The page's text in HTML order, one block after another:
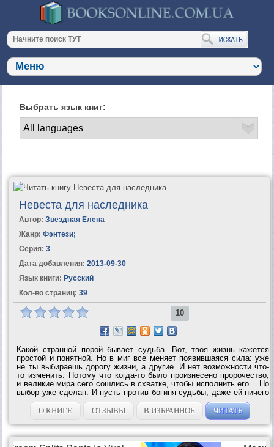
Выбрать язык книг:
Невеста для наследника
Автор: Звездная Елена
Жанр: Фэнтези;
Серия: 3
Дата добавления: 2013-09-30
Язык книги: Русский
Кол-во страниц: 39
10
Какой странной порой бывает судьба. Вот, твоя жизнь кажется
простой и понятной. Но в миг все меняет появившаяся сила: уже
не ты выбираешь дорогу жизни, а другие. И нет возможности что-
то изменить. Потому что когда-то было произнесено пророчество,
и великие мира сего сошлись в схватке, чтобы исполнить его… Но
выбор уже сделан. И пусть против богиня судьбы, даже ей ничего
не изменить - слияние произойдет… Принцесса сделает свой
выбор, а...О КНИГЕ ОТЗЫВЫ В ИЗБРАННОЕ ЧИТАТЬ